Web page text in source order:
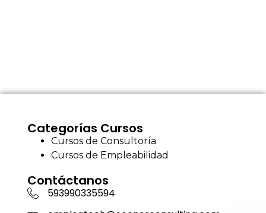
Categorías Cursos
Cursos de Consultoría
Cursos de Empleabilidad
Contáctanos
593990335594